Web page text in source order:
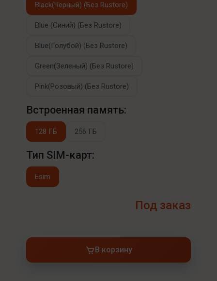
Black(Черный) (Без Rustore)
Blue (Синий) (Без Rustore)
Blue(Голубой) (Без Rustore)
Green(Зеленый) (Без Rustore)
Pink(Розовый) (Без Rustore)
Встроенная память:
128 ГБ 256 ГБ
Тип SIM-карт:
Esim
Под заказ
В корзину